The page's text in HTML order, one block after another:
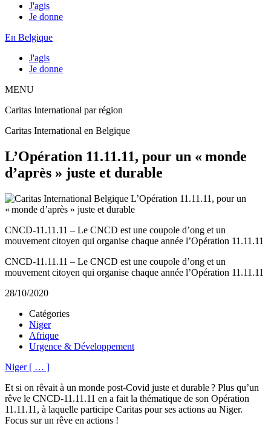
J'agis
Je donne
En Belgique
J'agis
Je donne
MENU
Caritas International par région
Caritas International en Belgique
L’Opération 11.11.11, pour un « monde
d’après » juste et durable
CNCD-11.11.11 – Le CNCD est une coupole d’ong et un
mouvement citoyen qui organise chaque année l’Opération 11.11.11
CNCD-11.11.11 – Le CNCD est une coupole d’ong et un
mouvement citoyen qui organise chaque année l’Opération 11.11.11
28/10/2020
Catégories
Niger
Afrique
Urgence & Développement
Niger [ … ]
Et si on rêvait à un monde post-Covid juste et durable ? Plus qu’un
rêve le CNCD-11.11.11 en a fait la thématique de son Opération
11.11.11, à laquelle participe Caritas pour ses actions au Niger.
Focus sur un rêve en actions !